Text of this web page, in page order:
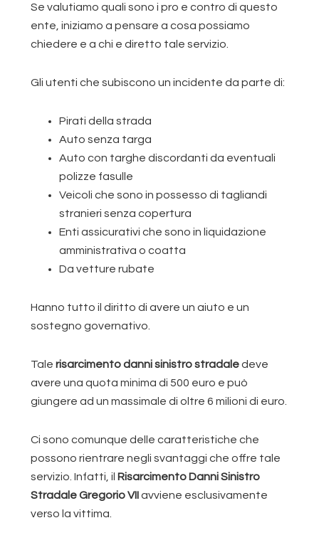
Se valutiamo quali sono i pro e contro di questo
ente, iniziamo a pensare a cosa possiamo
chiedere e a chi e diretto tale servizio.
Gli utenti che subiscono un incidente da parte di:
Pirati della strada
Auto senza targa
Auto con targhe discordanti da eventuali
polizze fasulle
Veicoli che sono in possesso di tagliandi
stranieri senza copertura
Enti assicurativi che sono in liquidazione
amministrativa o coatta
Da vetture rubate
Hanno tutto il diritto di avere un aiuto e un
sostegno governativo.
Talerisarcimento danni sinistro stradaledeve
avere una quota minima di 500 euro e può
giungere ad un massimale di oltre 6 milioni di euro.
Ci sono comunque delle caratteristiche che
possono rientrare negli svantaggi che offre tale
servizio. Infatti, il Risarcimento Danni Sinistro
Stradale Gregorio VIIavviene esclusivamente
verso la vittima.